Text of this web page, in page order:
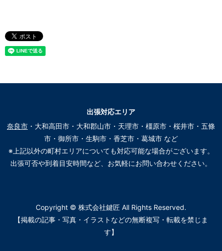
出張対応エリア
奈良市 ・大和高田市・大和郡山市・天理市・橿原市・桜井市・五條
市・御所市・生駒市・香芝市・葛城市 など
※上記以外の町村エリアについても対応可能な場合がございます。
出張可否や到着目安時間など、お気軽にお問い合わせください。
Copyright © 株式会社鍵匠 All Rights Reserved.
【掲載の記事・写真・イラストなどの無断複写・転載を禁じま
す】